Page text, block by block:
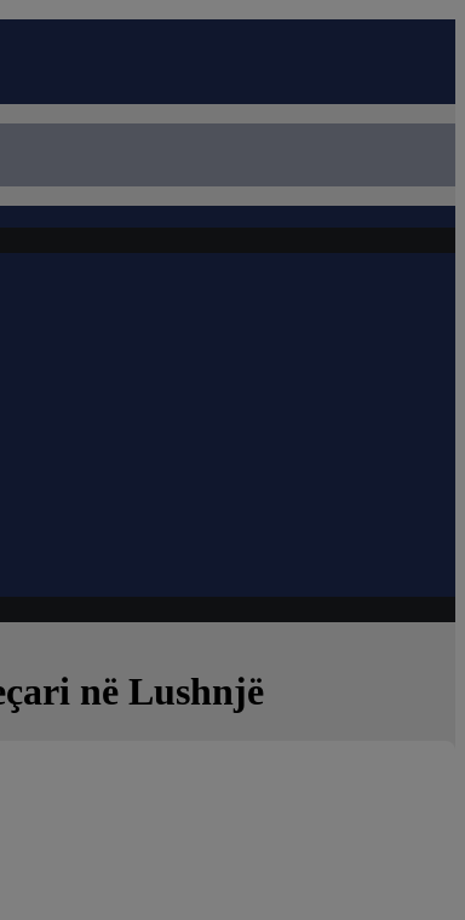
në Lushnjë